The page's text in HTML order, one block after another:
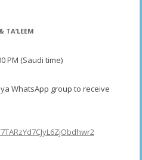
TA’LEEM
PM (Saudi time)
WhatsApp group to receive